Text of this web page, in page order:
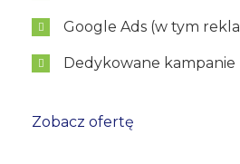
Google Ads (w tym
Dedykowane
Zobacz ofertę